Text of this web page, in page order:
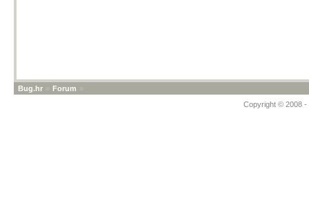
Bug.hr » Forum »
Copyright © 2008 -